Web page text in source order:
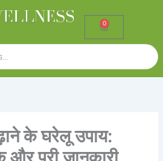
0
Cart
के घरेलू उपाय: